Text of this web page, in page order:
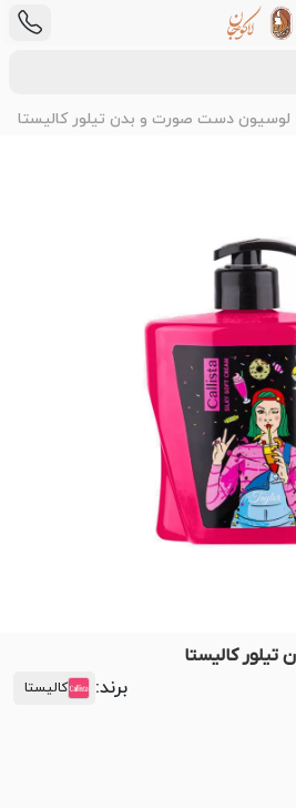
لوسیون دست صورت و بدن تیلور کالیستا
کالیستا
برند: کالیستا